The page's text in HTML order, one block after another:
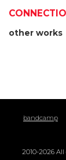
other works
bandcamp
2010-2026